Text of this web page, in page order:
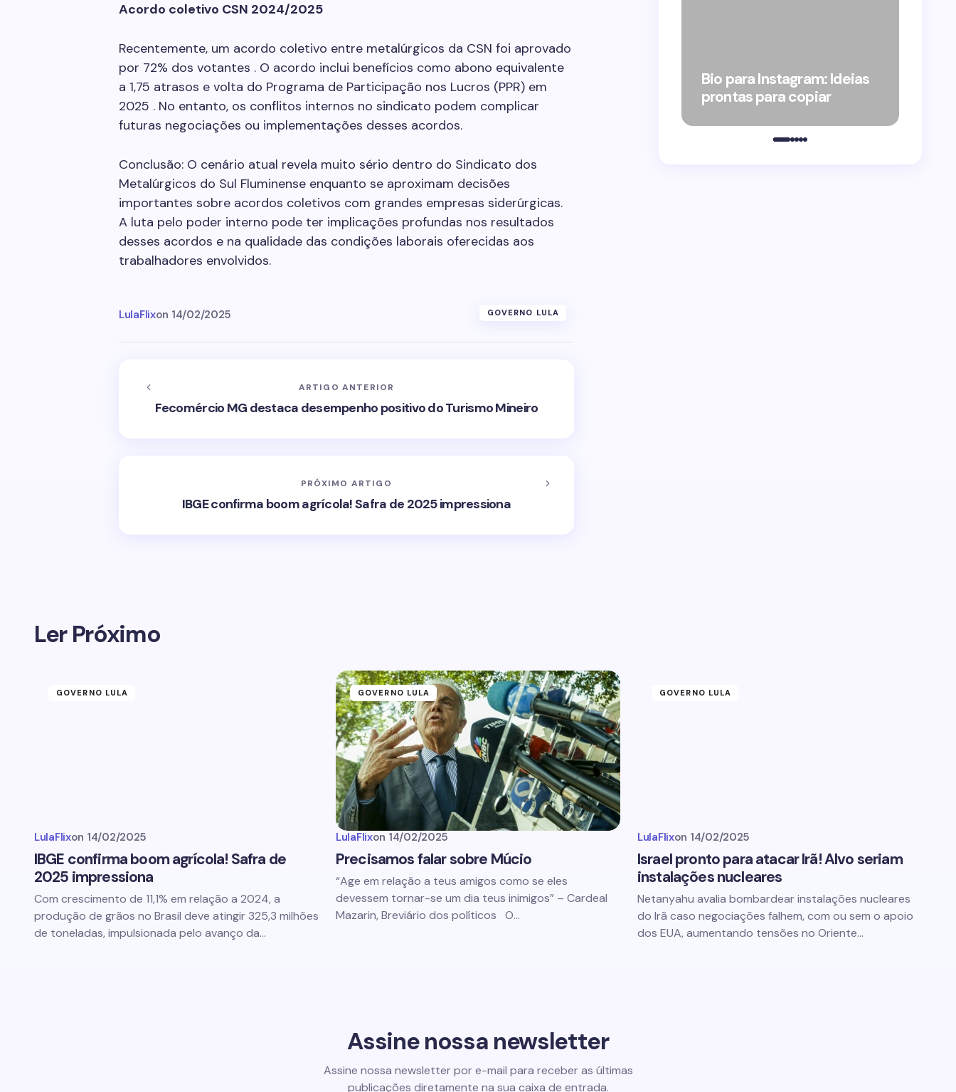
Acordo coletivo CSN 2024/2025
Recentemente, um acordo coletivo entre metalúrgicos da CSN foi aprovado
por 72% dos votantes . O acordo inclui benefícios como abono equivalente
a 1,75 atrasos e volta do Programa de Participação nos Lucros (PPR) em
2025 . No entanto, os conflitos internos no sindicato podem complicar
futuras negociações ou implementações desses acordos.
Conclusão: O cenário atual revela muito sério dentro do Sindicato dos
Metalúrgicos do Sul Fluminense enquanto se aproximam decisões
importantes sobre acordos coletivos com grandes empresas siderúrgicas.
A luta pelo poder interno pode ter implicações profundas nos resultados
desses acordos e na qualidade das condições laborais oferecidas aos
trabalhadores envolvidos.
LulaFlixon 14/02/2025 GOVERNO LULA
ARTIGO ANTERIOR
Fecomércio MG destaca desempenho positivo do Turismo Mineiro
PRÓXIMO ARTIGO
IBGE confirma boom agrícola! Safra de 2025 impressiona
Bio para Instagram: Ideias
prontas para copiar
Ler Próximo
GOVERNO LULA
LulaFlixon 14/02/2025
IBGE confirma boom agrícola! Safra de
2025 impressiona
Com crescimento de 11,1% em relação a 2024, a
produção de grãos no Brasil deve atingir 325,3 milhões
de toneladas, impulsionada pelo avanço da…
GOVERNO LULA
LulaFlixon 14/02/2025
Precisamos falar sobre Múcio
“Age em relação a teus amigos como se eles
devessem tornar-se um dia teus inimigos” – Cardeal
Mazarin, Breviário dos políticos O…
GOVERNO LULA
LulaFlixon 14/02/2025
Israel pronto para atacar Irã! Alvo seriam
instalações nucleares
Netanyahu avalia bombardear instalações nucleares
do Irã caso negociações falhem, com ou sem o apoio
dos EUA, aumentando tensões no Oriente…
Assine nossa newsletter
Assine nossa newsletter por e-mail para receber as últimas
publicações diretamente na sua caixa de entrada.